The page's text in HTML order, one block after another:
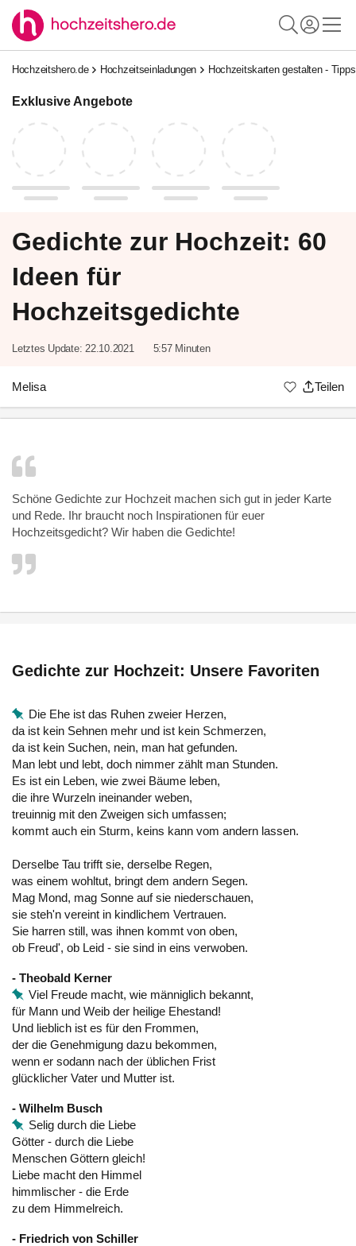
Hochzeitshero.de Hochzeitseinladungen Hochzeitskarten gestalten -
Exklusive Angebote
Gedichte zur Hochzeit: 60
Ideen für
Hochzeitsgedichte
Letztes Update: 22.10.2021 5:57 Minuten
Melisa Teilen
Schöne Gedichte zur Hochzeit machen sich gut in jeder Karte
und Rede. Ihr braucht noch Inspirationen für euer
Hochzeitsgedicht? Wir haben die Gedichte!
Gedichte zur Hochzeit: Unsere Favoriten
Die Ehe ist das Ruhen zweier Herzen,
da ist kein Sehnen mehr und ist kein Schmerzen,
da ist kein Suchen, nein, man hat gefunden.
Man lebt und lebt, doch nimmer zählt man Stunden.
Es ist ein Leben, wie zwei Bäume leben,
die ihre Wurzeln ineinander weben,
treuinnig mit den Zweigen sich umfassen;
kommt auch ein Sturm, keins kann vom andern lassen.
Derselbe Tau trifft sie, derselbe Regen,
was einem wohltut, bringt dem andern Segen.
Mag Mond, mag Sonne auf sie niederschauen,
sie steh'n vereint in kindlichem Vertrauen.
Sie harren still, was ihnen kommt von oben,
ob Freud', ob Leid - sie sind in eins verwoben.
- Theobald Kerner
Viel Freude macht, wie männiglich bekannt,
für Mann und Weib der heilige Ehestand!
Und lieblich ist es für den Frommen,
der die Genehmigung dazu bekommen,
wenn er sodann nach der üblichen Frist
glücklicher Vater und Mutter ist.
- Wilhelm Busch
Selig durch die Liebe
Götter - durch die Liebe
Menschen Göttern gleich!
Liebe macht den Himmel
himmlischer - die Erde
zu dem Himmelreich.
- Friedrich von Schiller